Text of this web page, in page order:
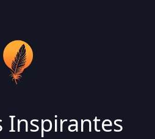
Inspirantes